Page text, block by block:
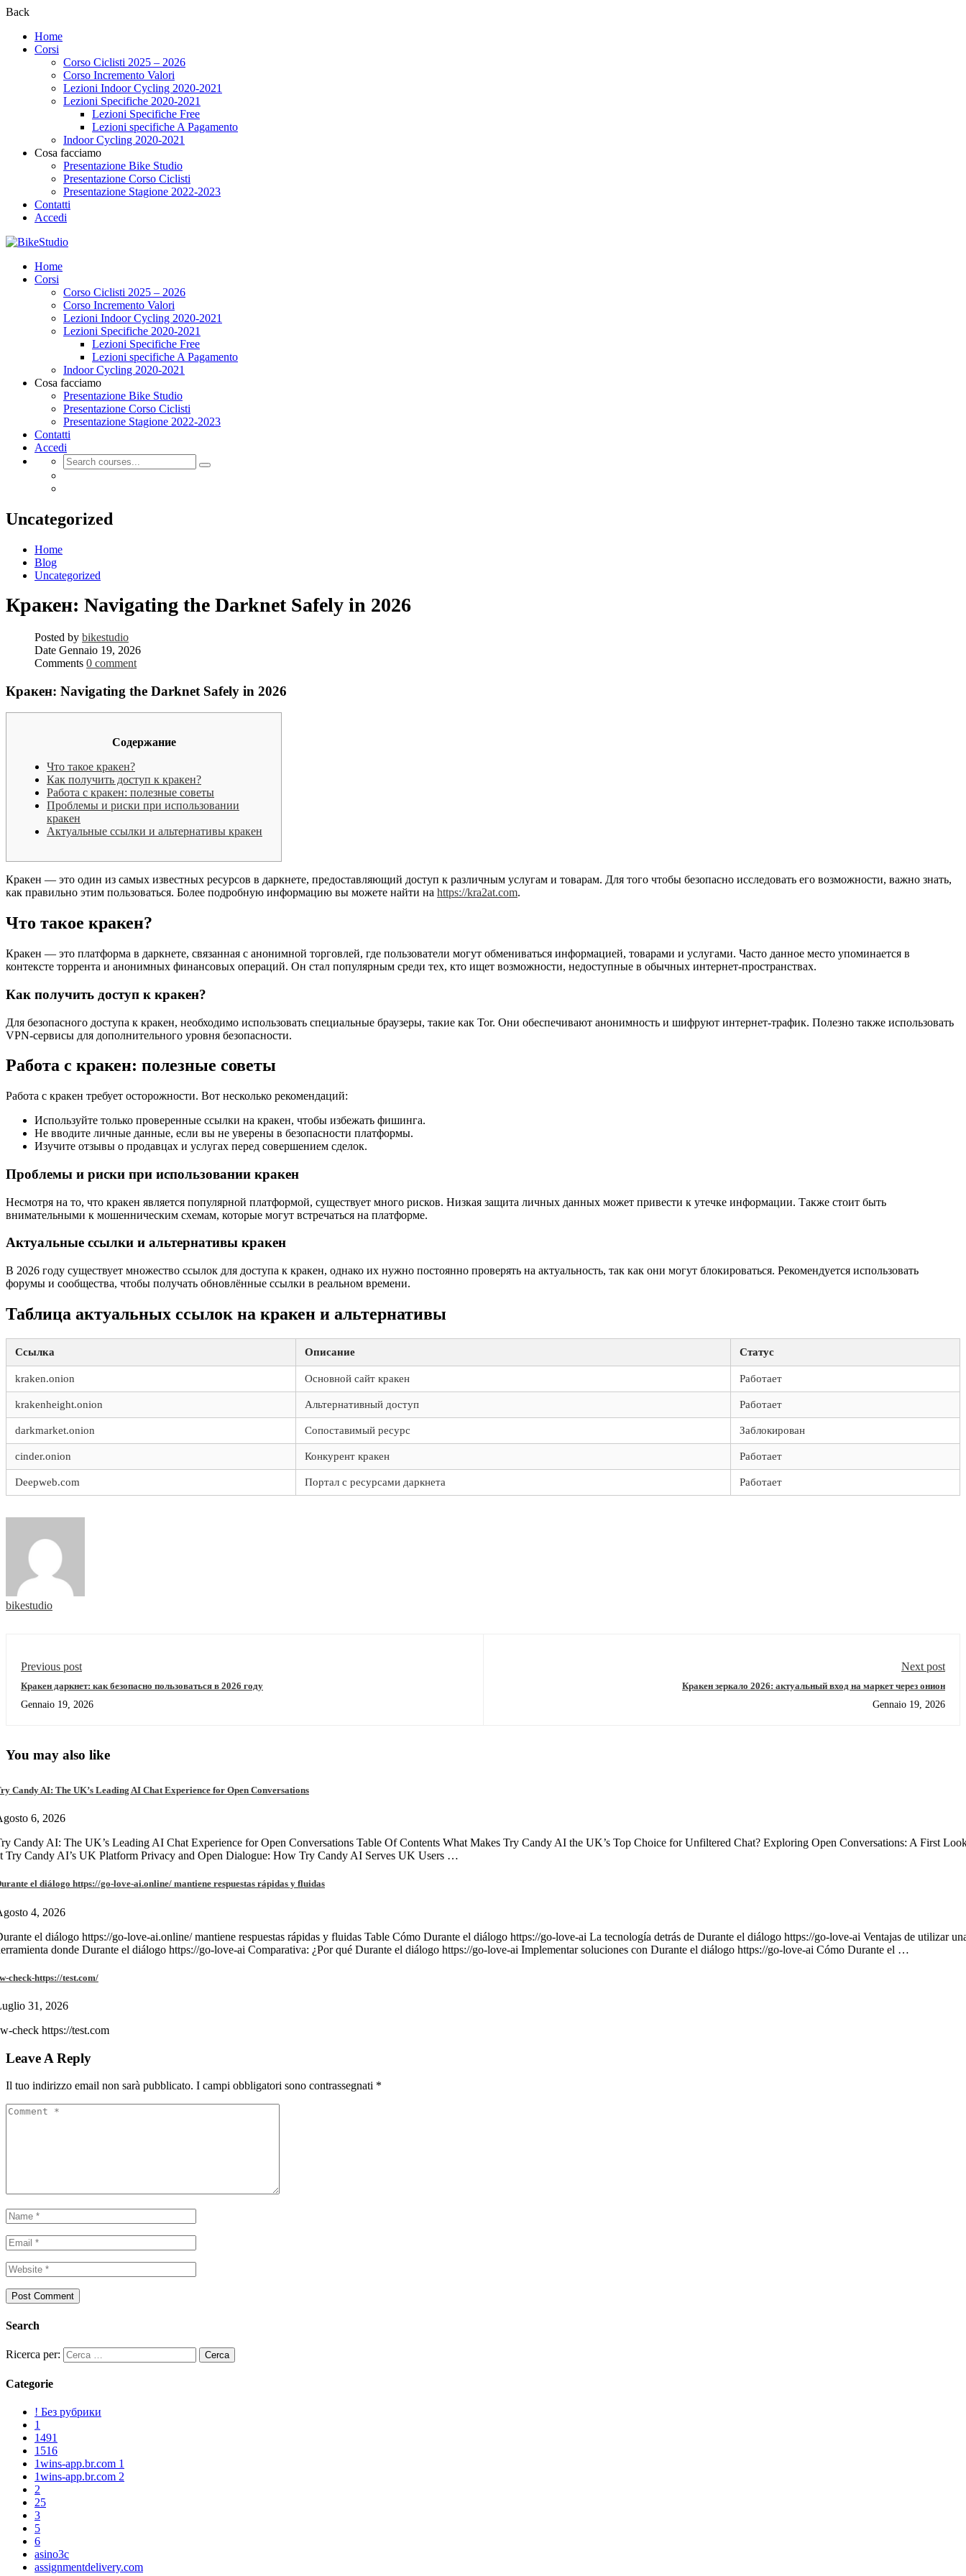
Back
Home
Corsi
Corso Ciclisti 2025 – 2026
Corso Incremento Valori
Lezioni Indoor Cycling 2020-2021
Lezioni Specifiche 2020-2021
Lezioni Specifiche Free
Lezioni specifiche A Pagamento
Indoor Cycling 2020-2021
Cosa facciamo
Presentazione Bike Studio
Presentazione Corso Ciclisti
Presentazione Stagione 2022-2023
Contatti
Accedi
Home
Corsi
Corso Ciclisti 2025 – 2026
Corso Incremento Valori
Lezioni Indoor Cycling 2020-2021
Lezioni Specifiche 2020-2021
Lezioni Specifiche Free
Lezioni specifiche A Pagamento
Indoor Cycling 2020-2021
Cosa facciamo
Presentazione Bike Studio
Presentazione Corso Ciclisti
Presentazione Stagione 2022-2023
Contatti
Accedi
Uncategorized
Home
Blog
Uncategorized
Кракен: Navigating the Darknet Safely in 2026
Posted by bikestudio
Date Gennaio 19, 2026
Comments 0 comment
Кракен: Navigating the Darknet Safely in 2026
Содержание
Что такое кракен?
Как получить доступ к кракен?
Работа с кракен: полезные советы
Проблемы и риски при использовании
кракен
Актуальные ссылки и альтернативы кракен
Кракен — это один из самых известных ресурсов в даркнете, предоставляющий доступ к различным услугам и товарам. Для того чтобы безопасно исследовать его возможности, важно знать,
как правильно этим пользоваться. Более подробную информацию вы можете найти на https://kra2at.com.
Что такое кракен?
Кракен — это платформа в даркнете, связанная с анонимной торговлей, где пользователи могут обмениваться информацией, товарами и услугами. Часто данное место упоминается в
контексте торрента и анонимных финансовых операций. Он стал популярным среди тех, кто ищет возможности, недоступные в обычных интернет-пространствах.
Как получить доступ к кракен?
Для безопасного доступа к кракен, необходимо использовать специальные браузеры, такие как Tor. Они обеспечивают анонимность и шифруют интернет-трафик. Полезно также использовать
VPN-сервисы для дополнительного уровня безопасности.
Работа с кракен: полезные советы
Работа с кракен требует осторожности. Вот несколько рекомендаций:
Используйте только проверенные ссылки на кракен, чтобы избежать фишинга.
Не вводите личные данные, если вы не уверены в безопасности платформы.
Изучите отзывы о продавцах и услугах перед совершением сделок.
Проблемы и риски при использовании кракен
Несмотря на то, что кракен является популярной платформой, существует много рисков. Низкая защита личных данных может привести к утечке информации. Также стоит быть
внимательными к мошенническим схемам, которые могут встречаться на платформе.
Актуальные ссылки и альтернативы кракен
В 2026 году существует множество ссылок для доступа к кракен, однако их нужно постоянно проверять на актуальность, так как они могут блокироваться. Рекомендуется использовать
форумы и сообщества, чтобы получать обновлённые ссылки в реальном времени.
Таблица актуальных ссылок на кракен и альтернативы
Ссылка Описание Статус
kraken.onion Основной сайт кракен Работает
krakenheight.onion Альтернативный доступ Работает
darkmarket.onion Сопоставимый ресурс Заблокирован
cinder.onion Конкурент кракен Работает
Deepweb.com Портал с ресурсами даркнета Работает
bikestudio
Previous post
Кракен даркнет: как безопасно пользоваться в 2026 году
Gennaio 19, 2026
Next post
Кракен зеркало 2026: актуальный вход на маркет через онион
Gennaio 19, 2026
You may also like
Candy AI: The UK’s Leading AI Chat Experience for Open Conversations
6, 2026
Candy AI: The UK’s Leading AI Chat Experience for Open Conversations Table Of Contents What Makes Try Candy AI the UK’s Top Choice for Unfiltered Chat? Exploring Open Conversations: A First
Try Candy AI’s UK Platform Privacy and Open Dialogue: How Try Candy AI Serves UK Users …
el diálogo https://go-love-ai.online/ mantiene respuestas rápidas y fluidas
4, 2026
el diálogo https://go-love-ai.online/ mantiene respuestas rápidas y fluidas Table Cómo Durante el diálogo https://go-love-ai La tecnología detrás de Durante el diálogo https://go-love-ai Ventajas de utilizar
donde Durante el diálogo https://go-love-ai Comparativa: ¿Por qué Durante el diálogo https://go-love-ai Implementar soluciones con Durante el diálogo https://go-love-ai Cómo Durante el …
check-https://test.com/
31, 2026
check https://test.com
Leave A Reply
Il tuo indirizzo email non sarà pubblicato. I campi obbligatori sono contrassegnati *
Search
Ricerca per:
Categorie
! Без рубрики
1
1491
1516
1wins-app.br.com 1
1wins-app.br.com 2
2
25
3
5
6
asino3c
assignmentdelivery.com